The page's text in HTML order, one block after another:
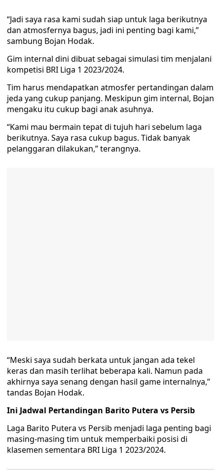
“Jadi saya rasa kami sudah siap untuk laga berikutnya
dan atmosfernya bagus, jadi ini penting bagi kami,”
sambung Bojan Hodak.
Gim internal dini dibuat sebagai simulasi tim menjalani
kompetisi BRI Liga 1 2023/2024.
Tim harus mendapatkan atmosfer pertandingan dalam
jeda yang cukup panjang. Meskipun gim internal, Bojan
mengaku itu cukup bagi anak asuhnya.
“Kami mau bermain tepat di tujuh hari sebelum laga
berikutnya. Saya rasa cukup bagus. Tidak banyak
pelanggaran dilakukan,” terangnya.
“Meski saya sudah berkata untuk jangan ada tekel
keras dan masih terlihat beberapa kali. Namun pada
akhirnya saya senang dengan hasil game internalnya,”
tandas Bojan Hodak.
Ini Jadwal Pertandingan Barito Putera vs Persib
Laga Barito Putera vs Persib menjadi laga penting bagi
masing-masing tim untuk memperbaiki posisi di
klasemen sementara BRI Liga 1 2023/2024.